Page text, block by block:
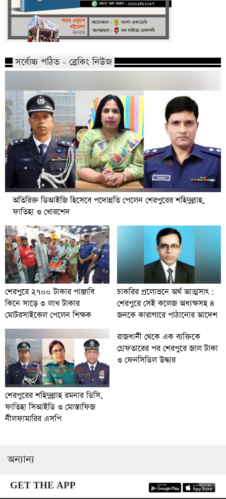
সর্বোচ্চ পঠিত - ব্রেকিং নিউজ
অতিরিক্ত ডিআইজি হিসেবে পদোন্নতি পেলেন শেরপুরের শহিদুল্লাহ,
ফাতিহা ও খোরশেদ
শেরপুরে ২৭০০ টাকার পাঞ্জাবি
কিনে সাড়ে ৩ লাখ টাকার
মোটরসাইকেল পেলেন শিক্ষক
চাকরির প্রলোভনে অর্থ আত্মসাৎ :
শেরপুরে সেই কলেজ অধ্যক্ষসহ ৪
জনকে কারাগারে পাঠানোর আদেশ
শেরপুরের শহিদুল্লাহ রমনার ডিসি,
ফাতিহা সিআইডি ও মোস্তাফিজ
নীলফামারির এসপি
রাজধানী থেকে এক ব্যক্তিকে
গ্রেফতারের পর শেরপুরে জাল টাকা
ও ফেনসিডিল উদ্ধার
অন্যান্য
GET THE APP